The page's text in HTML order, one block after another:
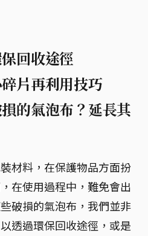
回收途徑
片再利用技巧
的氣泡布？延長其
材料，在保護物品方面扮
在使用過程中，難免會出
破損的氣泡布，我們並非
透過環保回收途徑，或是